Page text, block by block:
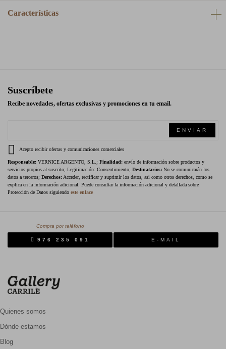
Características
Suscríbete
Recibe novedades, ofertas exclusivas y promociones en tu email.
ENVIAR
Acepto recibir ofertas y comunicaciones comerciales
Responsable: VERNICE ARGENTO, S.L.; Finalidad: envío de información sobre productos y
servicios propios al suscrito; Legitimación: Consentimiento; Destinatarios: No se comunicarán los
datos a terceros; Derechos: Acceder, rectificar y suprimir los datos, así como otros derechos, como se
explica en la información adicional. Puede consultar la información adicional y detallada sobre
Protección de Datos siguiendo este enlace
Compra por teléfono
976 235 091 E-MAIL
Quienes somos
Dónde estamos
Blog